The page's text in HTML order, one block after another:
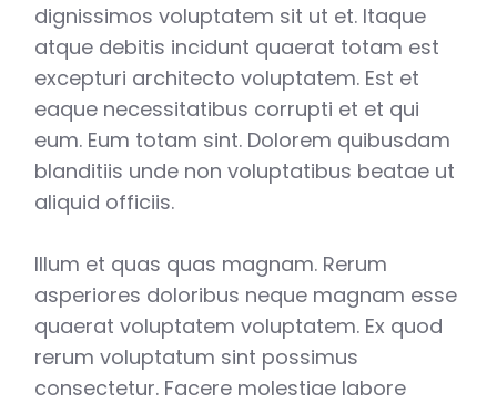
dignissimos voluptatem sit ut et. Itaque
atque debitis incidunt quaerat totam est
excepturi architecto voluptatem. Est et
eaque necessitatibus corrupti et et qui
eum. Eum totam sint. Dolorem quibusdam
blanditiis unde non voluptatibus beatae ut
aliquid officiis.
Illum et quas quas magnam. Rerum
asperiores doloribus neque magnam esse
quaerat voluptatem voluptatem. Ex quod
rerum voluptatum sint possimus
consectetur. Facere molestiae labore